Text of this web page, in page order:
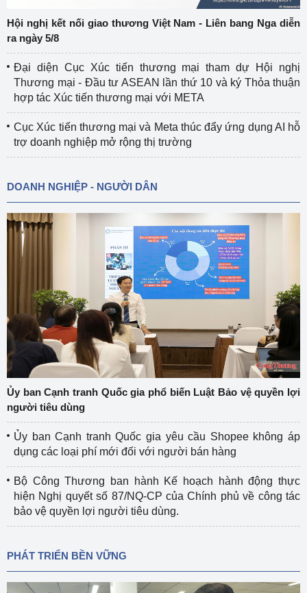
Hội nghị kết nối giao thương Việt Nam - Liên bang Nga diễn
ra ngày 5/8
Đại diện Cục Xúc tiến thương mại tham dự Hội nghị
Thương mại - Đầu tư ASEAN lần thứ 10 và ký Thỏa thuận
hợp tác Xúc tiến thương mại với META
Cục Xúc tiến thương mại và Meta thúc đẩy ứng dụng AI hỗ
trợ doanh nghiệp mở rộng thị trường
DOANH NGHIỆP - NGƯỜI DÂN
Ủy ban Cạnh tranh Quốc gia phổ biến Luật Bảo vệ quyền lợi
người tiêu dùng
Ủy ban Cạnh tranh Quốc gia yêu cầu Shopee không áp
dụng các loại phí mới đối với người bán hàng
Bộ Công Thương ban hành Kế hoạch hành động thực
hiện Nghị quyết số 87/NQ-CP của Chính phủ về công tác
bảo vệ quyền lợi người tiêu dùng.
PHÁT TRIỂN BỀN VỮNG